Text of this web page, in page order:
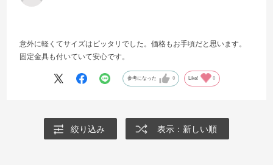
意外に軽くてサイズはピッタリでした。価格もお手頃だと思います。
固定金具も付いていて安心です。
参考になった 0 Like! 0
絞り込み 表示：新しい順